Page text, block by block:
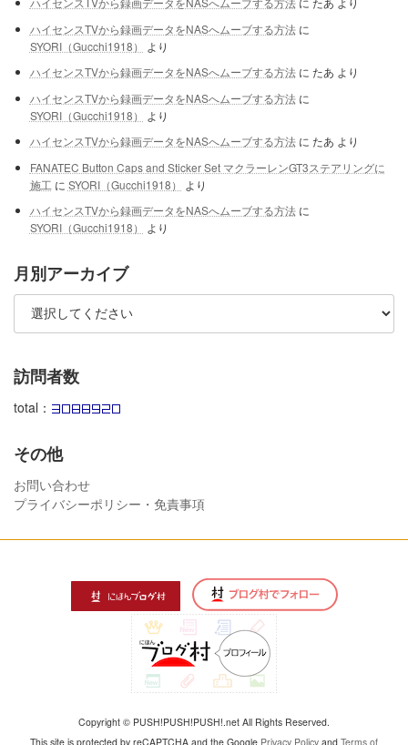
ハイセンスTVから録画データをNASへムーブする方法に
SYORI（Gucchi1918）
より
ハイセンスTVから録画データをNASへムーブする方法に たあ より
ハイセンスTVから録画データをNASへムーブする方法に
SYORI（Gucchi1918）
より
ハイセンスTVから録画データをNASへムーブする方法に たあ より
FANATEC Button Caps and Sticker Set マクラーレンGT3ステアリングに
施工 に SYORI（Gucchi1918）
より
ハイセンスTVから録画データをNASへムーブする方法に
SYORI（Gucchi1918）
より
月別アーカイブ
訪問者数
total：
その他
お問い合わせ
プライバシーポリシー・免責事項
Copyright © PUSH!PUSH!PUSH!.net All Rights Reserved.
This site is protected by reCAPTCHA and the Google Privacy Policy and Terms of